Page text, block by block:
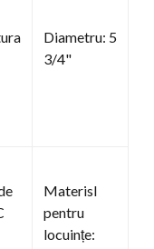
Diametru: 5
3/4"
Materisl
pentru
locuințe: